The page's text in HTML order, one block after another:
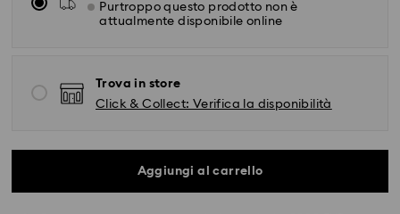
Purtroppo questo prodotto non è
attualmente disponibile online
Trova in store
Click & Collect: Verifica la disponibilità
Aggiungi al carrello